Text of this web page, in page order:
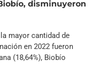
disminuyeron
mayor cantidad de
en 2022 fueron
(18,64%), Biobío